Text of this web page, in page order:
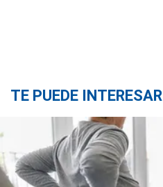
TE PUEDE INTERESAR